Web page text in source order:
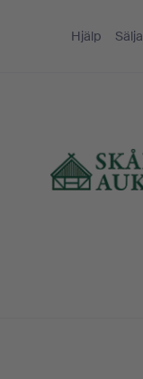
Hjälp Sälja